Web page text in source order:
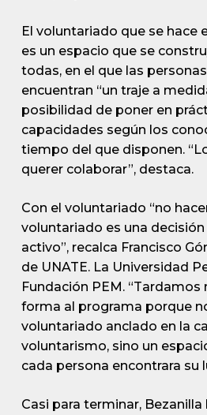
El voluntariado que se hace
es un espacio que se
todas, en el que las
encuentran “un traje a
posibilidad de poner en
capacidades según los
tiempo del que disponen.
querer colaborar”, destaca.
Con el voluntariado “no
voluntariado es una
activo”, recalca Francisco
de UNATE. La Universidad
Fundación PEM. “Tardamos
forma al programa porque
voluntariado anclado en la
voluntarismo, sino un
cada persona encontrara su
Casi para terminar,